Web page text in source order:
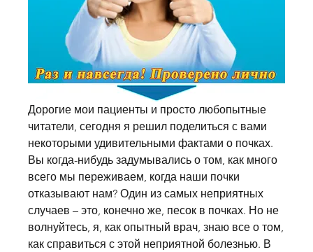
Дорогие мои пациенты и просто любопытные
читатели, сегодня я решил поделиться с вами
некоторыми удивительными фактами о почках.
Вы когда-нибудь задумывались о том, как много
всего мы переживаем, когда наши почки
отказывают нам? Один из самых неприятных
случаев – это, конечно же, песок в почках. Но не
волнуйтесь, я, как опытный врач, знаю все о том,
как справиться с этой неприятной болезнью. В